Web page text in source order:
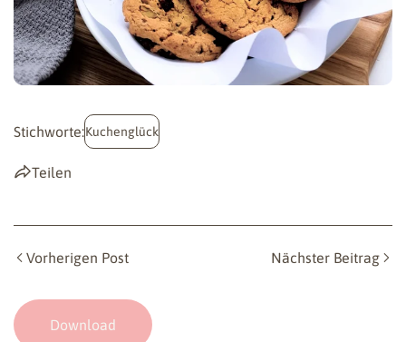
Stichworte:Kuchenglück
Teilen
Vorherigen Post Nächster Beitrag
Download